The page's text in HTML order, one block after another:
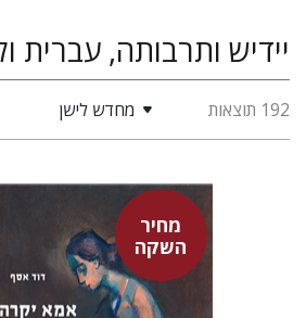
192 תוצאות מחדש לישן
מחיר
השקהדוד אסף